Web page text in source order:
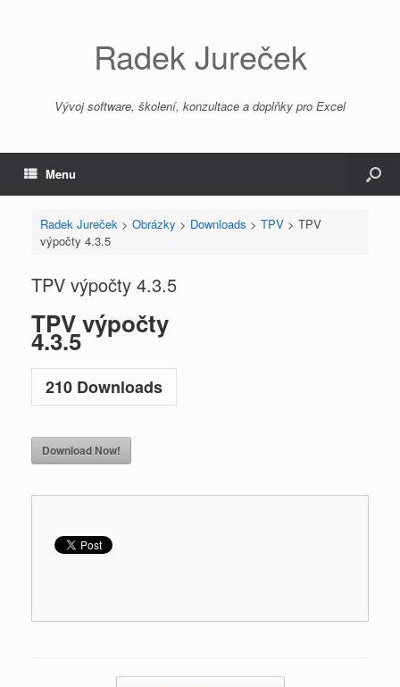
Radek Jureček
Vývoj software, školení, konzultace a doplňky pro Excel
Menu
Radek Jureček > Obrázky > Downloads > TPV> TPV
výpočty 4.3.5
TPV výpočty 4.3.5
TPV výpočty
4.3.5
210 Downloads
Download Now!